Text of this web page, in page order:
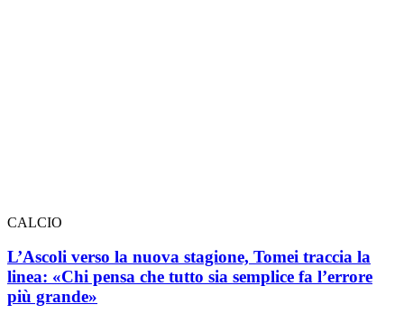
CALCIO
L’Ascoli verso la nuova stagione, Tomei traccia la
linea: «Chi pensa che tutto sia semplice fa l’errore
più grande»